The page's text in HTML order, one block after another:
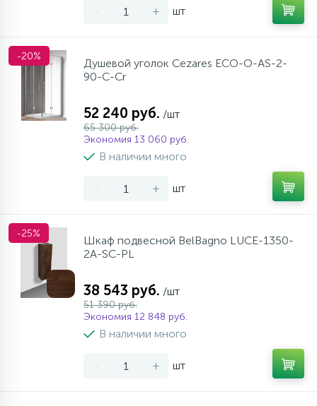
- + шт
-20%
Душевой уголок Cezares ECO-O-AS-2-
90-C-Cr
52 240 руб. /шт
65 300 руб.
Экономия 13 060 руб.
В наличии много
- + шт
-25%
Шкаф подвесной BelBagno LUCE-1350-
2A-SC-PL
38 543 руб. /шт
51 390 руб.
Экономия 12 848 руб.
В наличии много
- + шт